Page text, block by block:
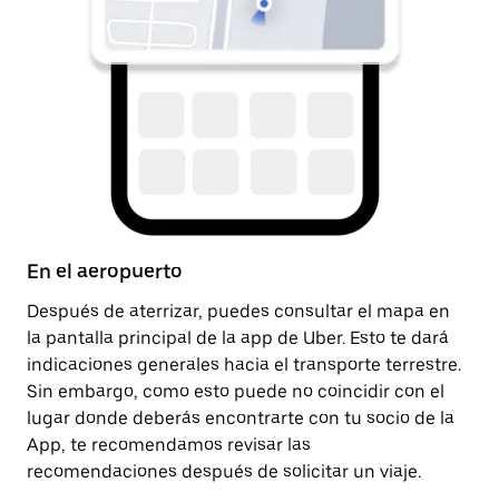
En el aeropuerto
Después de aterrizar, puedes consultar el mapa en
la pantalla principal de la app de Uber. Esto te dará
indicaciones generales hacia el transporte terrestre.
Sin embargo, como esto puede no coincidir con el
lugar donde deberás encontrarte con tu socio de la
App, te recomendamos revisar las
recomendaciones después de solicitar un viaje.